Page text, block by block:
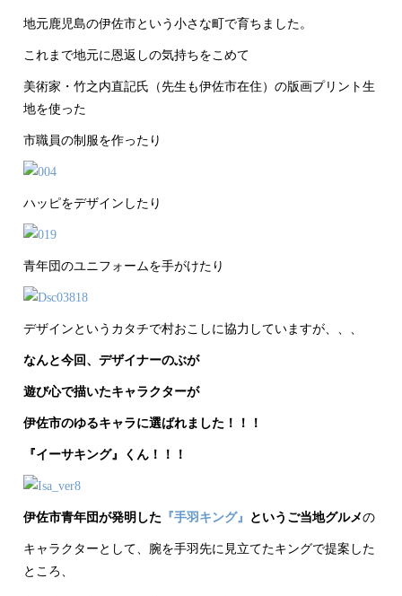
地元鹿児島の伊佐市という小さな町で育ちました。
これまで地元に恩返しの気持ちをこめて
美術家・竹之内直記氏（先生も伊佐市在住）の版画プリント生
地を使った
市職員の制服を作ったり
ハッピをデザインしたり
青年団のユニフォームを手がけたり
デザインというカタチで村おこしに協力していますが、、、
なんと今回、デザイナーのぶが
遊び心で描いたキャラクターが
伊佐市のゆるキャラに選ばれました！！！
『イーサキング』くん！！！
伊佐市青年団が発明した 『手羽キング』 というご当地グルメの
キャラクターとして、腕を手羽先に見立てたキングで提案した
ところ、